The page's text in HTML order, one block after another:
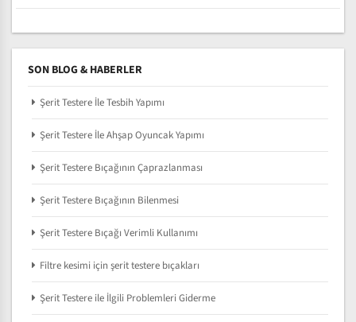
SON BLOG & HABERLER
Şerit Testere İle Tesbih Yapımı
Şerit Testere İle Ahşap Oyuncak Yapımı
Şerit Testere Bıçağının Çaprazlanması
Şerit Testere Bıçağının Bilenmesi
Şerit Testere Bıçağı Verimli Kullanımı
Filtre kesimi için şerit testere bıçakları
Şerit Testere ile İlgili Problemleri Giderme